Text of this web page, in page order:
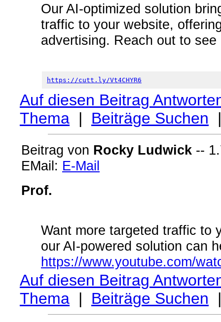
Our AI-optimized solution
traffic to your website,
advertising. Reach out to see
https://cutt.ly/Vt4CHYR6
Auf diesen Beitrag
Thema | Beiträge Suchen
Beitrag von Rocky Ludwick --
EMail: E-Mail
Prof.
Want more targeted traffic to
our AI-powered solution can
https://www.youtube.com/
Auf diesen Beitrag
Thema | Beiträge Suchen